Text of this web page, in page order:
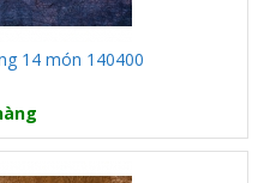
14 món 140400